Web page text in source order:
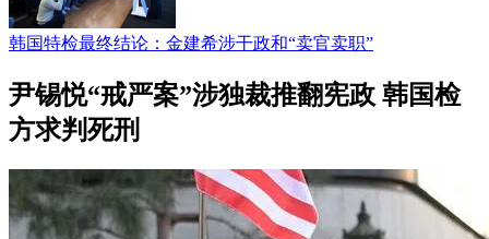
韩国特检最终结论：金建希涉干政和“卖官卖职”
尹锡悦“戒严案”涉独裁推翻宪政 韩国检
方求判死刑